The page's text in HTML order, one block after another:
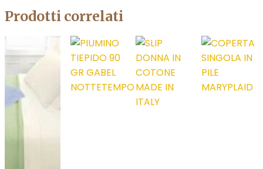
Prodotti correlati